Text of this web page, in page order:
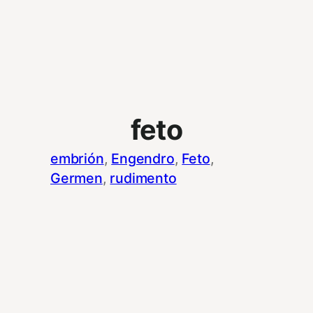
feto
embrión, Engendro, Feto
Germen, rudimento